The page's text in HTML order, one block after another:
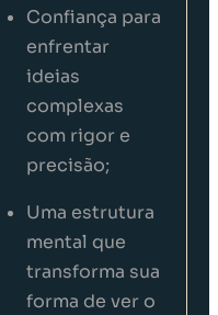
Confiança para
enfrentar
ideias
complexas
com rigor e
precisão;
Uma estrutura
mental que
transforma sua
forma de ver o